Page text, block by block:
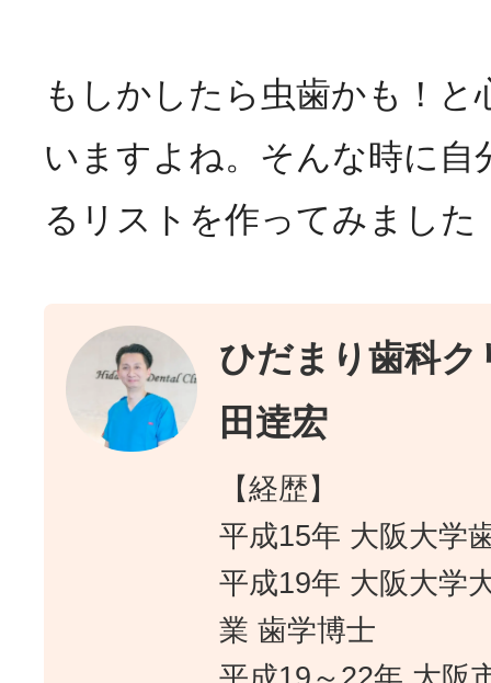
もしかしたら虫歯かも！
いますよね。そんな時に自
るリストを作ってみました
ひだまり歯科ク
田逹宏
【経歴】
平成15年 大阪大学
平成19年 大阪大学
業 歯学博士